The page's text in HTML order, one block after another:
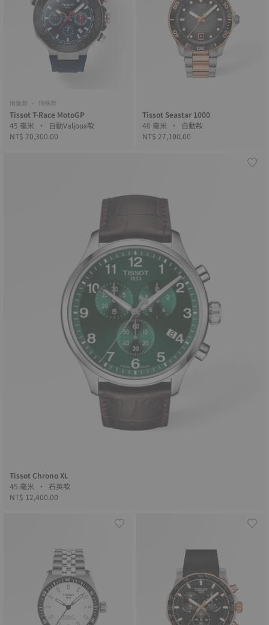
限量款 • 特殊款
Tissot T-Race MotoGP
45 毫米 • 自動Valjoux款
NT$ 70,300.00
Tissot Seastar 1000
40 毫米 • 自動款
NT$ 27,100.00
Tissot Chrono XL
45 毫米 • 石英款
NT$ 12,400.00